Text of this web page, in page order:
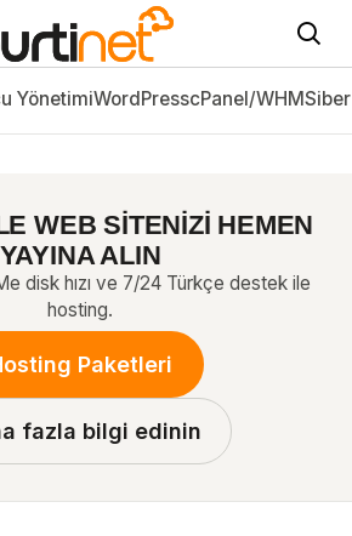
Çeşitleri ve Özellikleri
YönetimiWordPresscPanel/WHM
WEB SİTENİZİ HEMEN
YAYINA ALIN
disk hızı ve 7/24 Türkçe destek ile
hosting.
Paketleri
fazla bilgi edinin